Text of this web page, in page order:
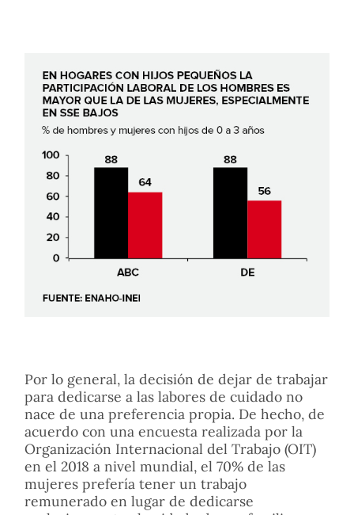
Por lo general, la decisión de dejar de trabajar
para dedicarse a las labores de cuidado no
nace de una preferencia propia. De hecho, de
acuerdo con una encuesta realizada por la
Organización Internacional del Trabajo (OIT)
en el 2018 a nivel mundial, el 70% de las
mujeres prefería tener un trabajo
remunerado en lugar de dedicarse